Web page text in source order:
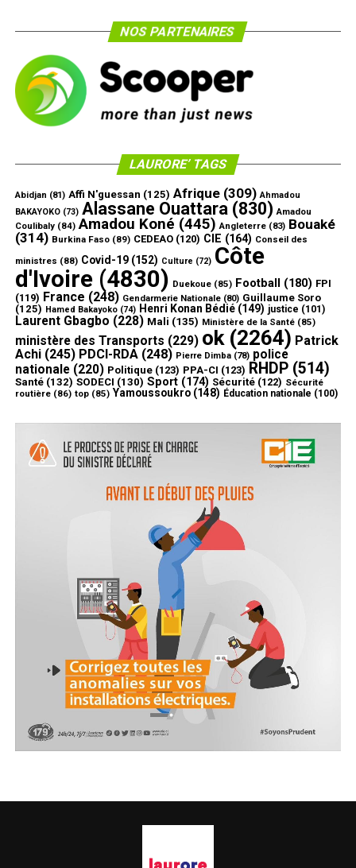
NOS PARTENAIRES
LAURORE’ TAGS
Abidjan (81) Affi N'guessan (125) Afrique(309) Ahmadou
BAKAYOKO(73) Alassane Ouattara(830) Amadou
Coulibaly(84) Amadou Koné (445) Angleterre(83) Bouaké
(314) Burkina Faso(89) CEDEAO(120) CIE (164) Conseil des
ministres (88) Covid-19(152) Culture (72) Côte
d'Ivoire(4830) Duekoue(85) Football (180) FPI
(119) France (248) Gendarmerie Nationale(80) Guillaume Soro
(125) Hamed Bakayoko(74) Henri Konan Bédié(149) justice (101)
Laurent Gbagbo (228) Mali (135) Ministère de la Santé(85)
ministère des Transports (229) ok(2264) Patrick
Achi(245) PDCI-RDA(248) Pierre Dimba(78) police
nationale(220) Politique(123) PPA-CI (123) RHDP(514)
Santé(132) SODECI (130) Sport(174) Sécurité(122) Sécurité
routière(86) top(85) Yamoussoukro(148) Éducation nationale (100)